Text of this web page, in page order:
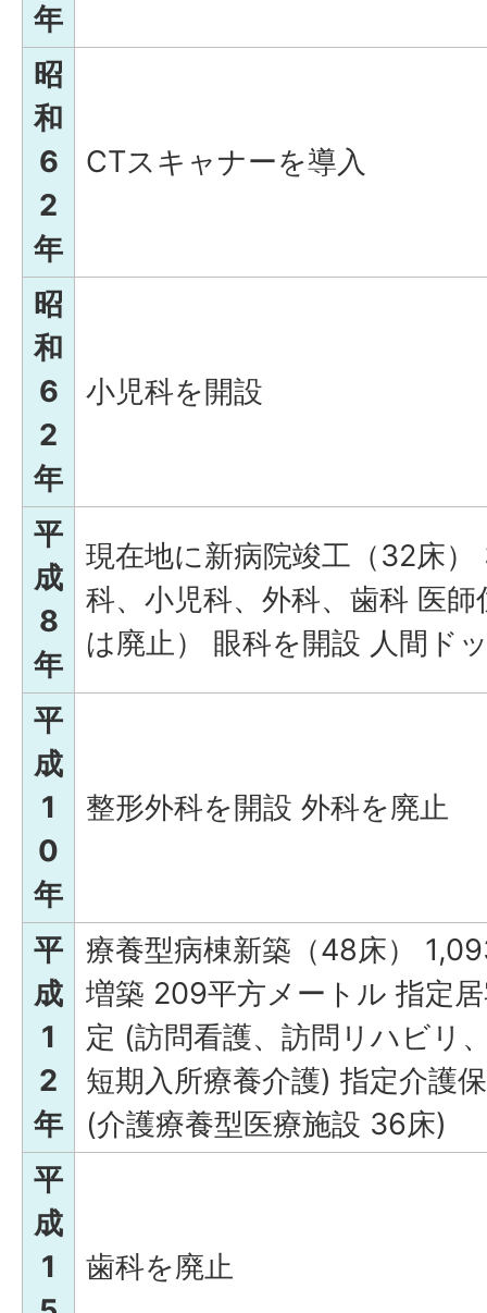
年
昭
和
6
2
年
CTスキャナーを導入
昭
和
6
2
年
小児科を開設
平
成
8
年
現在地に新病院竣工（32床
科、小児科、外科、歯科 医
は廃止） 眼科を開設 人間ド
平
成
1
0
年
整形外科を開設 外科を廃止
平
成
1
2
年
療養型病棟新築（48床）
増築 209平方メートル 指定
定 (訪問看護、訪問リハビリ
短期入所療養介護) 指定介護
(介護療養型医療施設 36床)
平
成
1
歯科を廃止